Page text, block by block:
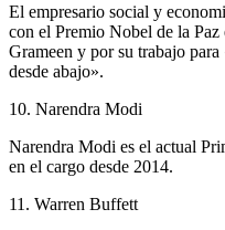
El empresario social y
con el Premio Nobel de la
Grameen y por su trabajo
desde abajo».
10. Narendra Modi
Narendra Modi es el actual
en el cargo desde 2014.
11. Warren Buffett